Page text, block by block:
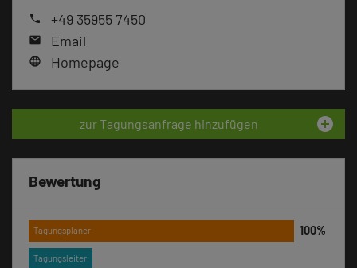
phone +49 35955 7450
mail Email
language Homepage
zur Tagungsanfrage hinzufügen add_circle
Bewertung
Tagungsplaner
Tagungsleiter